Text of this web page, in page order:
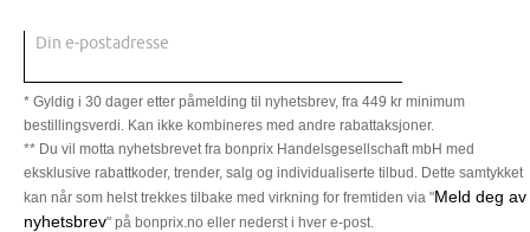
Din e-postadresse
* Gyldig i 30 dager etter påmelding til nyhetsbrev, fra 449 kr minimum
bestillingsverdi. Kan ikke kombineres med andre rabattaksjoner.
** Du vil motta nyhetsbrevet fra bonprix Handelsgesellschaft mbH med
eksklusive rabattkoder, trender, salg og individualiserte tilbud. Dette samtykket
kan når som helst trekkes tilbake med virkning for fremtiden via "Meld deg av
nyhetsbrev" på bonprix.no eller nederst i hver e-post.